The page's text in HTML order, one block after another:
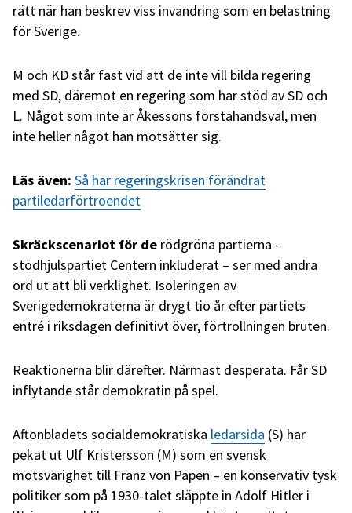
rätt när han beskrev viss invandring som en belastning
för Sverige.
M och KD står fast vid att de inte vill bilda regering
med SD, däremot en regering som har stöd av SD och
L. Något som inte är Åkessons förstahandsval, men
inte heller något han motsätter sig.
Läs även: Så har regeringskrisen förändrat
partiledarförtroendet
Skräckscenariot för de rödgröna partierna –
stödhjulspartiet Centern inkluderat – ser med andra
ord ut att bli verklighet. Isoleringen av
Sverigedemokraterna är drygt tio år efter partiets
entré i riksdagen definitivt över, förtrollningen bruten.
Reaktionerna blir därefter. Närmast desperata. Får SD
inflytande står demokratin på spel.
Aftonbladets socialdemokratiska ledarsida (S) har
pekat ut Ulf Kristersson (M) som en svensk
motsvarighet till Franz von Papen – en konservativ tysk
politiker som på 1930-talet släppte in Adolf Hitler i